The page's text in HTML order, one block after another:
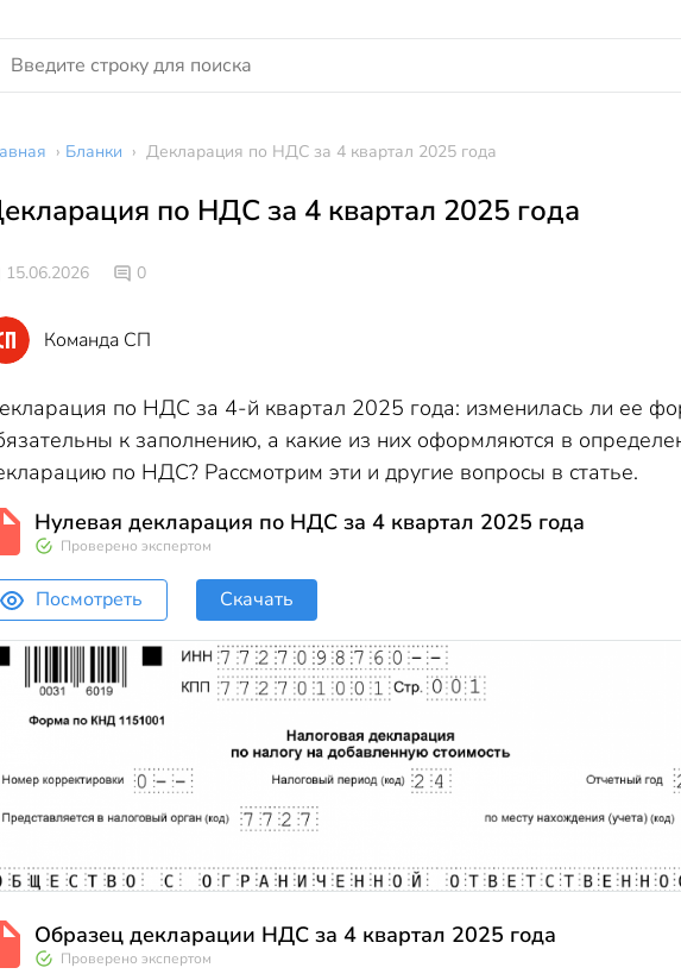
› Бланки › Декларация по НДС за 4 квартал 2025 года
по НДС за 4 квартал 2025 года
15.06.2026 0
Команда СП
по НДС за 4-й квартал 2025 года: изменилась ли ее
к заполнению, а какие из них оформляются в
по НДС? Рассмотрим эти и другие вопросы в статье.
Нулевая декларация по НДС за 4 квартал 2025 года
Проверено экспертом
Посмотреть Скачать
Образец декларации НДС за 4 квартал 2025 года
Проверено экспертом